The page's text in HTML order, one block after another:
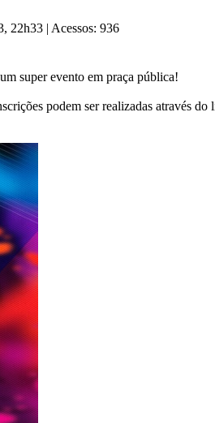
22h33 | Acessos: 936
super evento em praça pública!
podem ser realizadas através